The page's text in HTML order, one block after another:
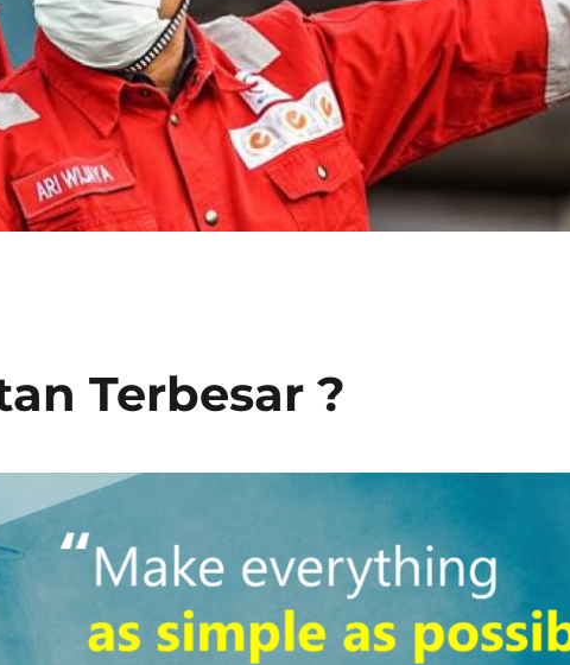
Terbesar ?